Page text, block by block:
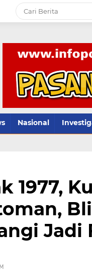
Nasional
1977,
Jadi